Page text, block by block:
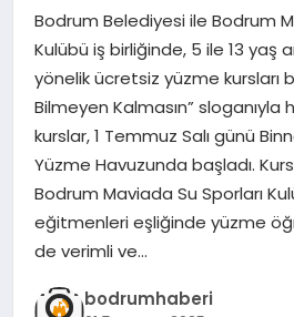
MAGAZIN
KÖŞE YAZILARI
YAŞAM
SPOR
Bodrum Belediyesi ile Bodrum
Kulübü iş birliğinde, 5 ile 13 yaş
yönelik ücretsiz yüzme kursları
Bilmeyen Kalmasın”
kurslar, 1 Temmuz Salı günü
Yüzme Havuzunda başladı.
Bodrum Maviada Su Sporları
eğitmenleri eşliğinde yüzme
de verimli ve…
bodrumhaberi